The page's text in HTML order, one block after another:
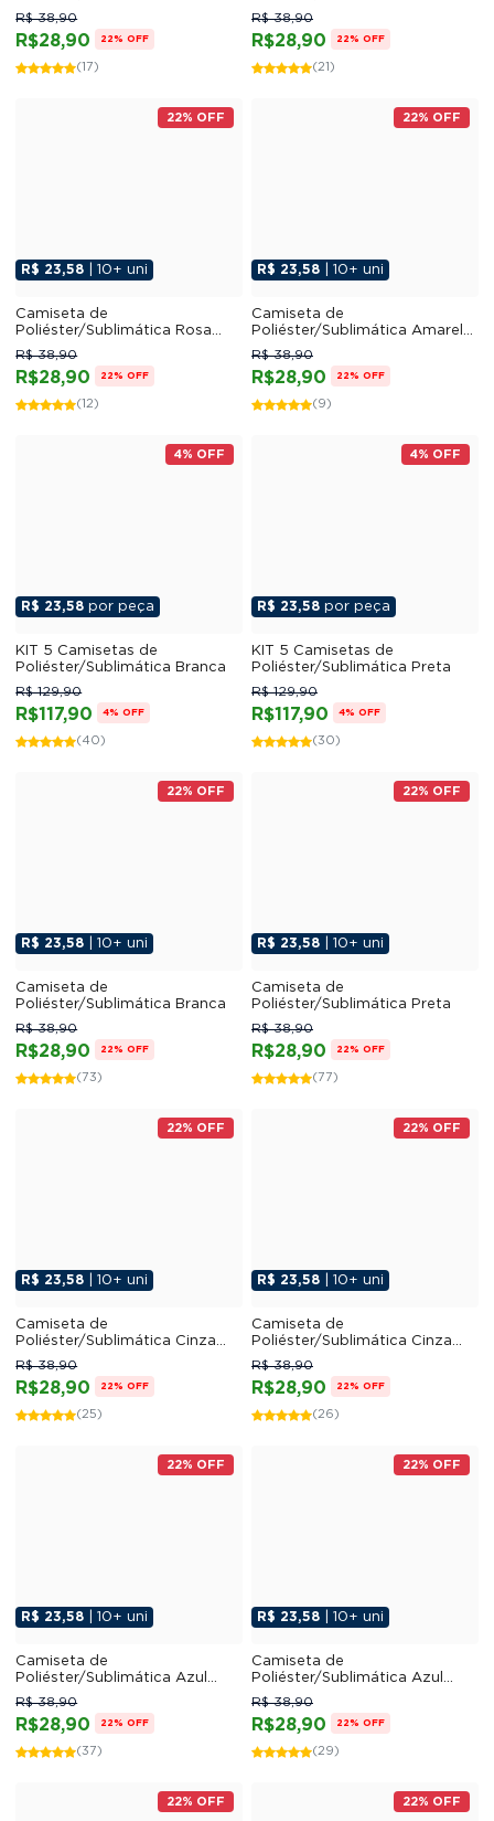
Bebê
R$28,90
R$ 38,90
22% OFF
(17)
Bandeira
R$28,90
R$ 38,90
22% OFF
(21)
22% OFF
R$ 23,58 | 10+ uni
Camiseta de
Poliéster/Sublimática Rosa
Claro
R$28,90
R$ 38,90
22% OFF
(12)
22% OFF
R$ 23,58 | 10+ uni
Camiseta de
Poliéster/Sublimática Amarelo
Canário
R$28,90
R$ 38,90
22% OFF
(9)
4% OFF
R$ 23,58 por peça
KIT 5 Camisetas de
Poliéster/Sublimática Branca
R$117,90
R$ 129,90
4% OFF
(40)
4% OFF
R$ 23,58 por peça
KIT 5 Camisetas de
Poliéster/Sublimática Preta
R$117,90
R$ 129,90
4% OFF
(30)
22% OFF
R$ 23,58 | 10+ uni
Camiseta de
Poliéster/Sublimática Branca
R$28,90
R$ 38,90
22% OFF
(73)
22% OFF
R$ 23,58 | 10+ uni
Camiseta de
Poliéster/Sublimática Preta
R$28,90
R$ 38,90
22% OFF
(77)
22% OFF
R$ 23,58 | 10+ uni
Camiseta de
Poliéster/Sublimática Cinza
Mescla
R$28,90
R$ 38,90
22% OFF
(25)
22% OFF
R$ 23,58 | 10+ uni
Camiseta de
Poliéster/Sublimática Cinza
Claro
R$28,90
R$ 38,90
22% OFF
(26)
22% OFF
R$ 23,58 | 10+ uni
Camiseta de
Poliéster/Sublimática Azul
Marinho
R$28,90
R$ 38,90
22% OFF
(37)
22% OFF
R$ 23,58 | 10+ uni
Camiseta de
Poliéster/Sublimática Azul
Royal
R$28,90
R$ 38,90
22% OFF
(29)
22% OFF 22% OFF